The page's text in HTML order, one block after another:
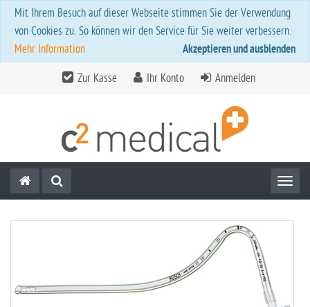
Mit Ihrem Besuch auf dieser Webseite stimmen Sie der Verwendung
von Cookies zu. So können wir den Service für Sie weiter verbessern.
Mehr Information
Akzeptieren und ausblenden
Zur Kasse Ihr Konto Anmelden